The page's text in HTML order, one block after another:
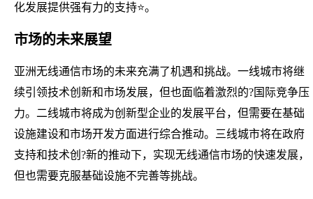
化发展提供强有力的支持⭐。
市场的未来展望
亚洲无线通信市场的未来充满了机遇和挑战。一线城市将继
续引领技术创新和市场发展，但也面临着激烈的?国际竞争压
力。二线城市将成为创新型企业的发展平台，但需要在基础
设施建设和市场开发方面进行综合推动。三线城市将在政府
支持和技术创?新的推动下，实现无线通信市场的快速发展，
但也需要克服基础设施不完善等挑战。